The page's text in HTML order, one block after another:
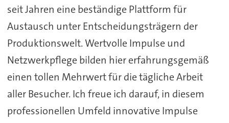
seit Jahren eine beständige Plattform für
Austausch unter Entscheidungsträgern der
Produktionswelt. Wertvolle Impulse und
Netzwerkpflege bilden hier erfahrungsgemäß
einen tollen Mehrwert für die tägliche Arbeit
aller Besucher. Ich freue ich darauf, in diesem
professionellen Umfeld innovative Impulse